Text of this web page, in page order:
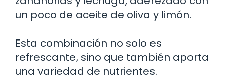
un poco de aceite de oliva y limón.
Esta combinación no solo es
refrescante, sino que también aporta
una variedad de nutrientes.